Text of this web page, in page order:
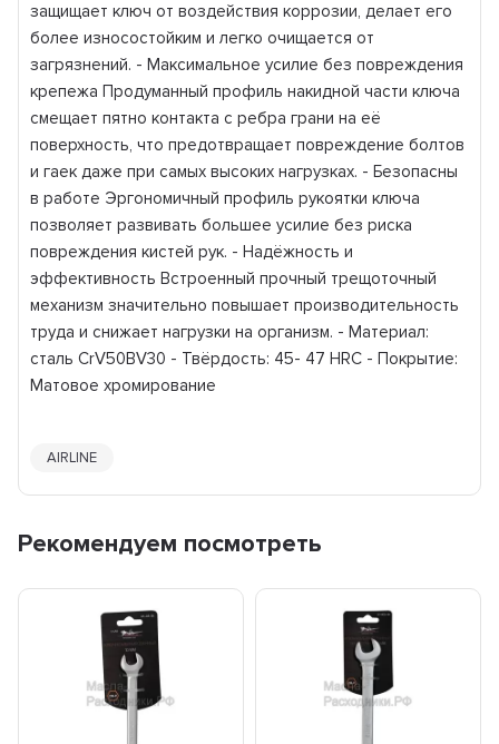
защищает ключ от воздействия коррозии, делает его
более износостойким и легко очищается от
загрязнений. - Максимальное усилие без повреждения
крепежа Продуманный профиль накидной части ключа
смещает пятно контакта с ребра грани на её
поверхность, что предотвращает повреждение болтов
и гаек даже при самых высоких нагрузках. - Безопасны
в работе Эргономичный профиль рукоятки ключа
позволяет развивать большее усилие без риска
повреждения кистей рук. - Надёжность и
эффективность Встроенный прочный трещоточный
механизм значительно повышает производительность
труда и снижает нагрузки на организм. - Материал:
cталь CrV50BV30 - Твёрдость: 45- 47 HRC - Покрытие:
Матовое хромирование
AIRLINE
Рекомендуем посмотреть